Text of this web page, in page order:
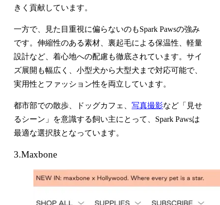
きく貢献しています。
一方で、見た目重視に偏らないのもSpark Pawsの強み
です。伸縮性のある素材、裏起毛による保温性、軽量
設計など、着心地への配慮も徹底されています。サイ
ズ展開も幅広く、小型犬から大型犬まで対応可能で、
実用性とファッション性を両立しています。
都市部での散歩、ドッグカフェ、 写真撮影など「見せ
るシーン」を意識する飼い主にとって、Spark Pawsは
最適な選択肢となっています。
3.Maxbone